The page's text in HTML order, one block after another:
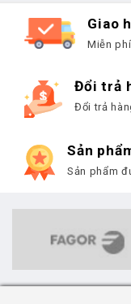
Giao
Miễn
Đổi trả
Đổi trả
Sản
Sản phẩm